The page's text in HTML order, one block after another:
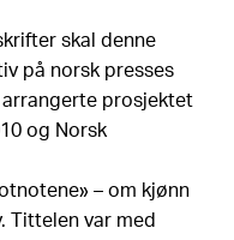
skal denne
på norsk presses
arrangerte prosjektet
og Norsk
– om kjønn
Tittelen var med